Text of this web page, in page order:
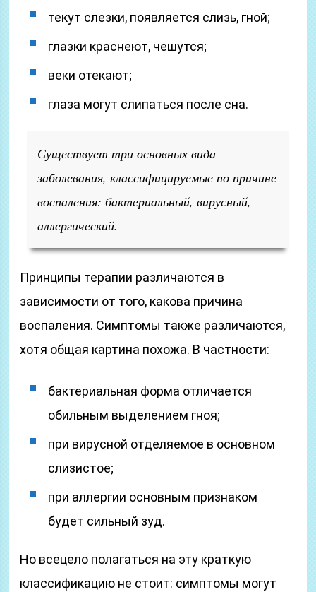
текут слезки, появляется слизь, гной;
глазки краснеют, чешутся;
веки отекают;
глаза могут слипаться после сна.
Существует три основных вида
заболевания, классифицируемые по причине
воспаления: бактериальный, вирусный,
аллергический.
Принципы терапии различаются в
зависимости от того, какова причина
воспаления. Симптомы также различаются,
хотя общая картина похожа. В частности:
бактериальная форма отличается
обильным выделением гноя;
при вирусной отделяемое в основном
слизистое;
при аллергии основным признаком
будет сильный зуд.
Но всецело полагаться на эту краткую
классификацию не стоит: симптомы могут